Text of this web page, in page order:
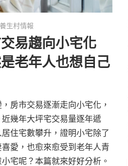
生村情報
易趨向小宅化
老年人也想自己
房市交易逐漸走向小宅化，
幾年大坪宅交易量逐年遞
住宅數攀升，證明小宅除了
愛，也愈來愈受到老年人青
宅呢？本篇就來好好分析。